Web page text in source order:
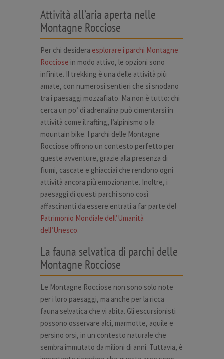
Attività all’aria aperta nelle
Montagne Rocciose
Per chi desidera esplorare i parchi Montagne
Rocciose in modo attivo, le opzioni sono
infinite. Il trekking è una delle attività più
amate, con numerosi sentieri che si snodano
tra i paesaggi mozzafiato. Ma non è tutto: chi
cerca un po’ di adrenalina può cimentarsi in
attività come il rafting, l’alpinismo o la
mountain bike. I parchi delle Montagne
Rocciose offrono un contesto perfetto per
queste avventure, grazie alla presenza di
fiumi, cascate e ghiacciai che rendono ogni
attività ancora più emozionante. Inoltre, i
paesaggi di questi parchi sono così
affascinanti da essere entrati a far parte del
Patrimonio Mondiale dell’Umanità
dell’Unesco.
La fauna selvatica di parchi delle
Montagne Rocciose
Le Montagne Rocciose non sono solo note
per i loro paesaggi, ma anche per la ricca
fauna selvatica che vi abita. Gli escursionisti
possono osservare alci, marmotte, aquile e
persino orsi, in un contesto naturale che
sembra immutato da milioni di anni. Tuttavia, è